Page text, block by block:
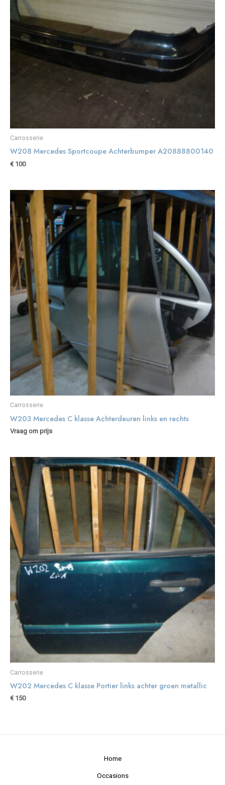
Carrosserie
W208 Mercedes Sportcoupe Achterbumper A20888800140
€100
Carrosserie
W203 Mercedes C klasse Achterdeuren links en rechts
Vraag om prijs
Carrosserie
W202 Mercedes C klasse Portier links achter groen metallic
€150
Home
Occasions